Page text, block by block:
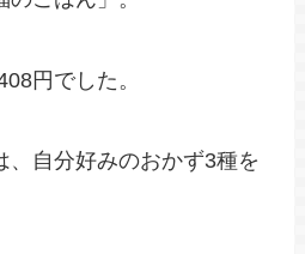
円でした。
、自分好みのおかず3種を